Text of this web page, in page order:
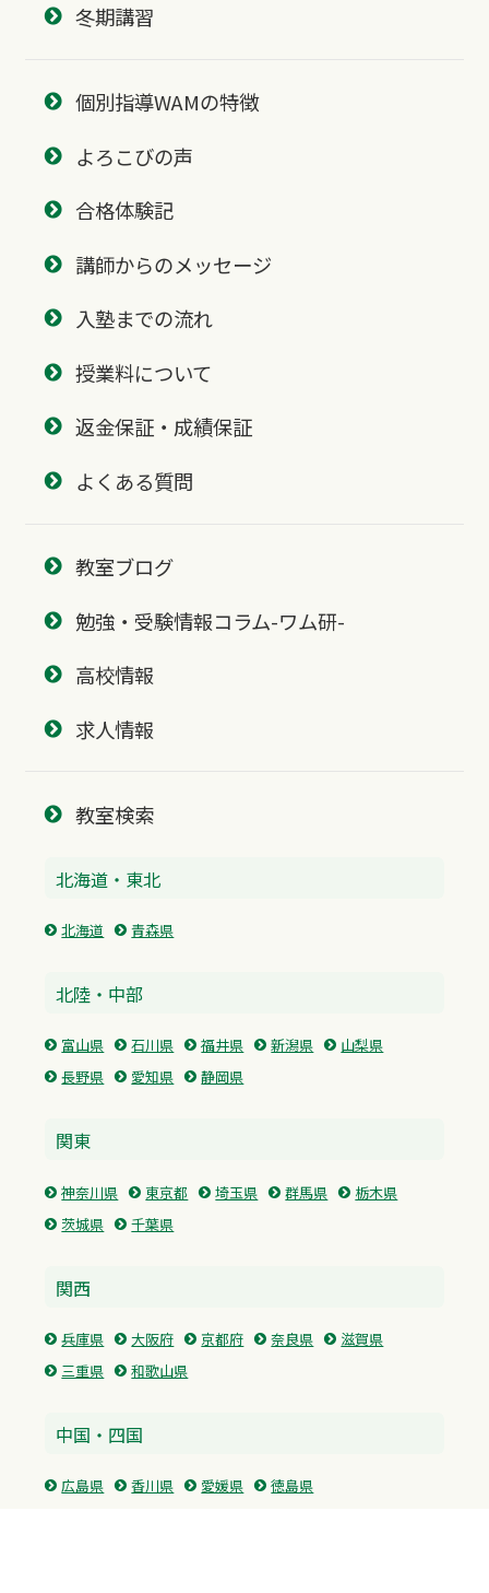
冬期講習
個別指導WAMの特徴
よろこびの声
合格体験記
講師からのメッセージ
入塾までの流れ
授業料について
返金保証・成績保証
よくある質問
教室ブログ
勉強・受験情報コラム-ワム研-
高校情報
求人情報
教室検索
北海道・東北
北海道 青森県
北陸・中部
富山県 石川県 福井県 新潟県
山梨県
長野県
愛知県 静岡県
関東
神奈川県 東京都 埼玉県 群馬県
栃木県
茨城県
千葉県
関西
兵庫県 大阪府 京都府 奈良県
滋賀県
三重県
和歌山県
中国・四国
広島県 香川県 愛媛県 徳島県